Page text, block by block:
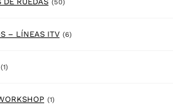
(50)
– LÍNEAS ITV (6)6 products
(1)1 product
(1)1 product